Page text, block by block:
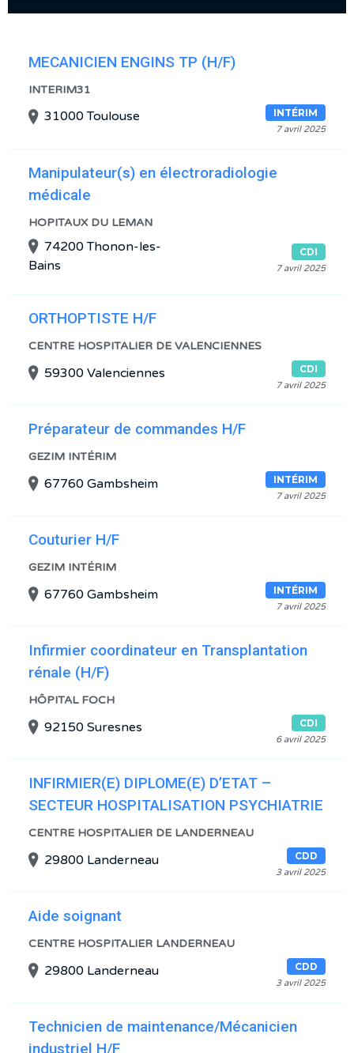
MECANICIEN ENGINS TP (H/F)
INTERIM31
31000 Toulouse INTÉRIM
7 avril 2025
Manipulateur(s) en électroradiologie
médicale
HOPITAUX DU LEMAN
74200 Thonon-les-
Bains
CDI
7 avril 2025
ORTHOPTISTE H/F
CENTRE HOSPITALIER DE VALENCIENNES
59300 Valenciennes CDI
7 avril 2025
Préparateur de commandes H/F
GEZIM INTÉRIM
67760 Gambsheim INTÉRIM
7 avril 2025
Couturier H/F
GEZIM INTÉRIM
67760 Gambsheim INTÉRIM
7 avril 2025
Infirmier coordinateur en Transplantation
rénale (H/F)
HÔPITAL FOCH
92150 Suresnes CDI
6 avril 2025
INFIRMIER(E) DIPLOME(E) D’ETAT –
SECTEUR HOSPITALISATION PSYCHIATRIE
CENTRE HOSPITALIER DE LANDERNEAU
29800 Landerneau CDD
3 avril 2025
Aide soignant
CENTRE HOSPITALIER LANDERNEAU
29800 Landerneau CDD
3 avril 2025
Technicien de maintenance/Mécanicien
industriel H/F